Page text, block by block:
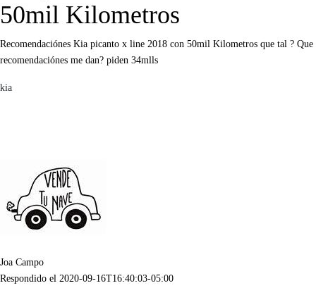
50mil Kilometros
Recomendaciónes Kia picanto x line 2018 con 50mil Kilometros que tal ? Que
recomendaciónes me dan? piden 34mlls
kia
Joa Campo
Respondido el 2020-09-16T16:40:03-05:00